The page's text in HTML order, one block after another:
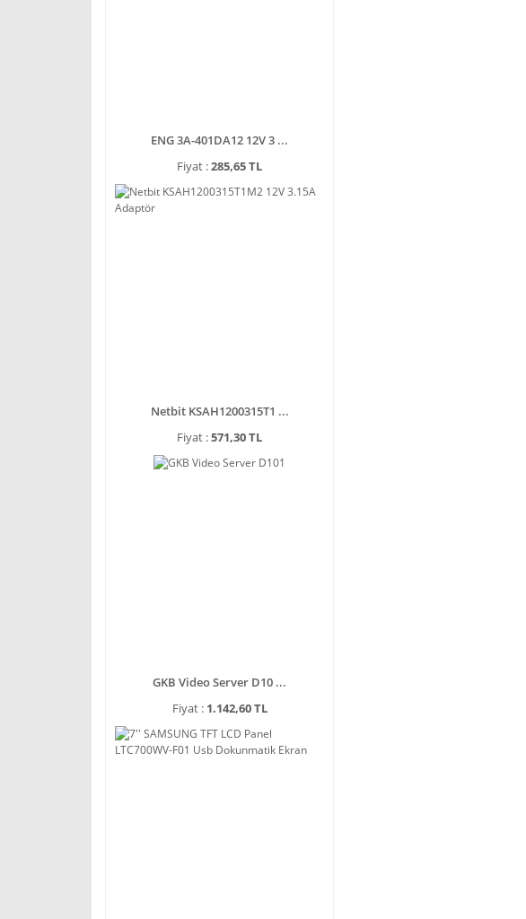
ENG 3A-401DA12 12V 3 ...
Fiyat :285,65 TL
Netbit KSAH1200315T1 ...
Fiyat :571,30 TL
GKB Video Server D10 ...
Fiyat : 1.142,60 TL